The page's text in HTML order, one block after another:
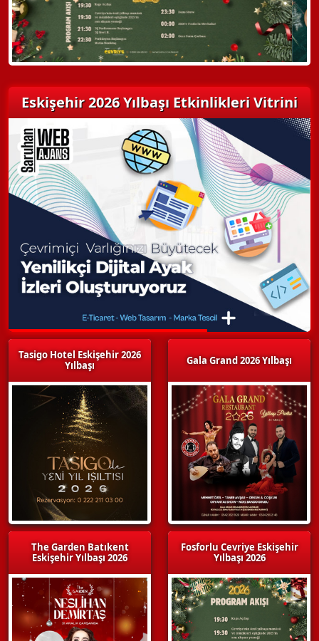
Eskişehir 2026 Yılbaşı Etkinlikleri Vitrini
Tasigo Hotel Eskişehir 2026
Yılbaşı
The Garden Batıkent
Eskişehir Yılbaşı 2026
Gala Grand 2026 Yılbaşı
Fosforlu Cevriye Eskişehir
Yılbaşı 2026